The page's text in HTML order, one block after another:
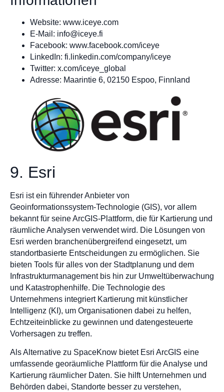
Website: www.iceye.com
E-Mail: info@iceye.fi
Facebook: www.facebook.com/iceye
LinkedIn: fi.linkedin.com/company/iceye
Twitter: x.com/iceye_global
Adresse: Maarintie 6, 02150 Espoo, Finnland
9. Esri
Esri ist ein führender Anbieter von
Geoinformationssystem-Technologie (GIS), vor allem
bekannt für seine ArcGIS-Plattform, die für Kartierung und
räumliche Analysen verwendet wird. Die Lösungen von
Esri werden branchenübergreifend eingesetzt, um
standortbasierte Entscheidungen zu ermöglichen. Sie
bieten Tools für alles von der Stadtplanung und dem
Infrastrukturmanagement bis hin zur Umweltüberwachung
und Katastrophenhilfe. Die Technologie des
Unternehmens integriert Kartierung mit künstlicher
Intelligenz (KI), um Organisationen dabei zu helfen,
Echtzeiteinblicke zu gewinnen und datengesteuerte
Vorhersagen zu treffen.
Als Alternative zu SpaceKnow bietet Esri ArcGIS eine
umfassende georäumliche Plattform für die Analyse und
Kartierung räumlicher Daten. Sie hilft Unternehmen und
Behörden dabei, Standorte besser zu verstehen,